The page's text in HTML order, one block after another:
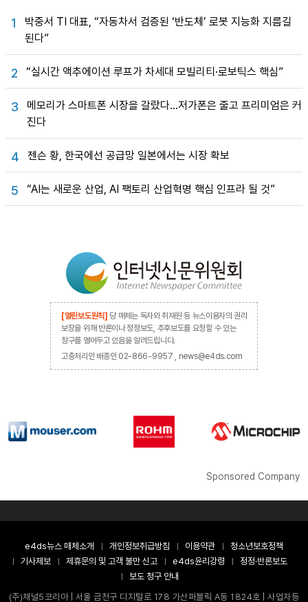
1
박중서 TI 대표, “자동차서 검증된 ‘반도체’ 로봇 지능화 지름길
된다”
2 “실시간 액추에이션 루프가 차세대 모빌리티·로보틱스 핵심”
3
메모리가 스마트폰 시장을 갈랐다…저가폰은 줄고 프리미엄은 커
진다
4 젠슨 황, 한국에선 공급망 일본에서는 시장 확보
5 “AI는 새로운 산업, AI 팩토리 산업혁명 핵심 인프라 될 것”
[열린보도원칙] 당 매체는 독자와 취재원 등 뉴스이용자의 권리
보장을 위해 반론이나 정정보도, 추후보도를 요청할 수 있는
창구를 열어두고 있음을 알려드립니다.
고충처리인 배종인 02-866-9957 , news@e4ds.com
Sponsored Company
e4ds뉴스 매체소개 개인정보취급방침 이용약관
청소년보호정책
기사제보
제휴문의 및 고객 불만 신고 e4ds윤리강령
정정·반론보도
보도 청구 안내
(주)채널5코리아 | 서울 금천구 디지털로 178 가산퍼블릭 A동 1824호 | 사업자등